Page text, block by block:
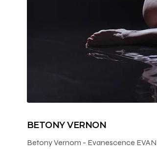
BETONY VERNON
Betony Vernom - Evanescence